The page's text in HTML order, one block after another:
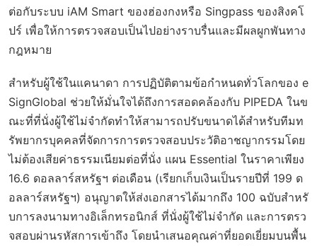
ต่อกับระบบ iAM Smart ของฮ่องกงหรือ Singpass ของสิงคโ
ปร์ เพื่อให้การตรวจสอบเป็นไปอย่างราบรื่นและมีผลผูกพันทาง
กฎหมาย
สำหรับผู้ใช้ในแคนาดา การปฏิบัติตามข้อกำหนดทั่วโลกของ e
SignGlobal ช่วยให้มั่นใจได้ถึงการสอดคล้องกับ PIPEDA ในข
ณะที่ที่นั่งผู้ใช้ไม่จำกัดทำให้สามารถปรับขนาดได้สำหรับทีมท
รัพยากรบุคคลที่จัดการการตรวจสอบประวัติอาชญากรรมโดย
ไม่ต้องเสียค่าธรรมเนียมต่อที่นั่ง แผน Essential ในราคาเพียง
16.6 ดอลลาร์สหรัฐฯ ต่อเดือน (เรียกเก็บเงินเป็นรายปีที่ 199 ด
อลลาร์สหรัฐฯ) อนุญาตให้ส่งเอกสารได้มากถึง 100 ฉบับสำหรั
บการลงนามทางอิเล็กทรอนิกส์ ที่นั่งผู้ใช้ไม่จำกัด และการตรว
จสอบผ่านรหัสการเข้าถึง โดยนำเสนอคุณค่าที่ยอดเยี่ยมบนพื้น